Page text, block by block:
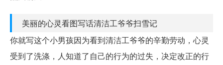
美丽的心灵看图写话清洁工爷爷扫雪记
你就写这个小男孩因为看到清洁工爷爷的辛勤劳动，心灵
受到了洗涤，人知道了自己的行为的过失，决定改正的行